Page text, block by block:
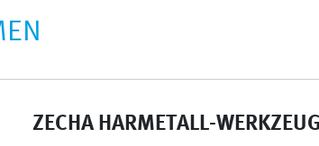
ZECHA HARMETALL-